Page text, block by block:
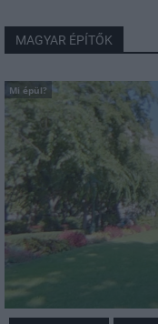
MAGYAR ÉPÍTŐK
Mi épül?